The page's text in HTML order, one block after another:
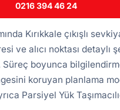
0216 394 46 24
Kırıkkale çıkışlı
ve alıcı noktası
Süreç boyunca
koruyan planlama
Parsiyel Yük